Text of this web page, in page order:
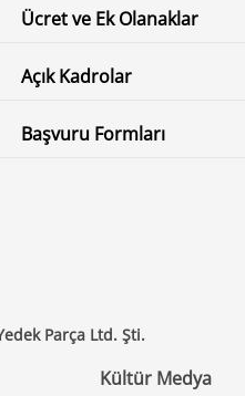
Ücret ve Ek Olanaklar
Açık Kadrolar
Başvuru Formları
Parça Ltd. Şti.
Kültür Medya